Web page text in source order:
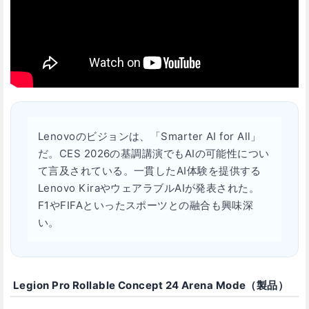
Lenovoのビジョンは、「Smarter AI for All」
だ。CES 2026の基調講演でもAIの可能性につい
て言及されている。一貫したAI体験を提供する
Lenovo KiraやウェアラブルAIが発表された。
F1やFIFAといったスポーツとの融合も興味深
い。
Legion Pro Rollable Concept 24 Arena Mode（製品）